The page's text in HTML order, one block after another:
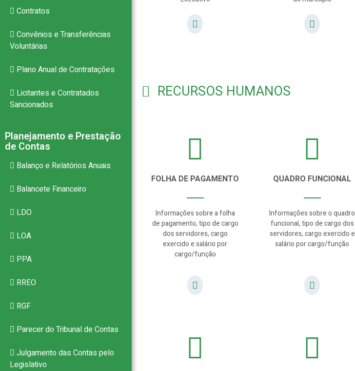
Contratos
Convênios e Transferências
Voluntárias
Plano Anual de Contratações
Licitantes e Contratados
Sancionados
Planejamento e Prestação
de Contas
Balanço e Relatórios Anuais
Balancete Financeiro
LDO
LOA
PPA
RREO
RGF
Parecer do Tribunal de Contas
Julgamento das Contas pelo
Legislativo
RECURSOS HUMANOS
FOLHA DE PAGAMENTO
Informações sobre a folha
de pagamento, tipo de cargo
dos servidores, cargo
exercido e salário por
cargo/função
QUADRO FUNCIONAL
Informações sobre o quadro
funcional, tipo de cargo dos
servidores, cargo exercido e
salário por cargo/função